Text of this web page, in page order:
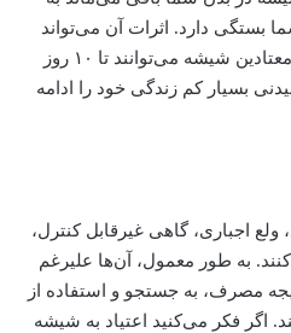
دارد. اثرات آن می‌تواند
بین ۶ تا ۱۲ ساعت طول بکشد. معتادین شیشه می‌توانند تا ۱۰ روز
بسیار کم زندگی خود را ادامه
ولع اجباری، گاهی غیرقابل کنترل،
به طور معمول، آن‌ها علیرغم
مصرف، به جستجو و استفاده از
اگر فکر می‌کنید اعتیاد به شیشه